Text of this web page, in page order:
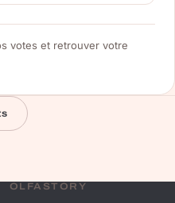
votes et retrouver votre
OLFASTORY